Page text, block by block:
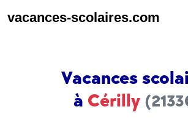
vacances-scolaires.com
Vacances
à Cérilly